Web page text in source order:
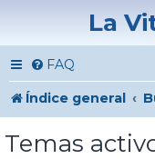
La
FAQ
Índice general
Temas